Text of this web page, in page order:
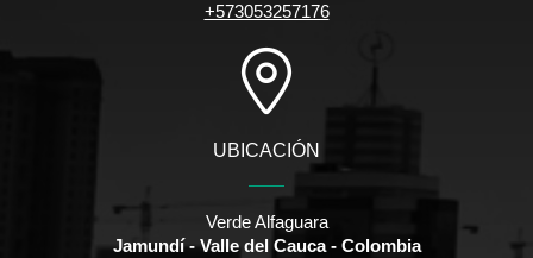
+573053257176
UBICACIÓN
Verde Alfaguara
Jamundí - Valle del Cauca - Colombia